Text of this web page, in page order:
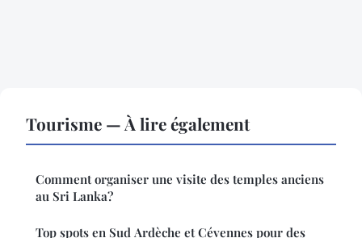
Tourisme — À lire également
Comment organiser une visite des temples anciens
au Sri Lanka?
Top spots en Sud Ardèche et Cévennes pour des